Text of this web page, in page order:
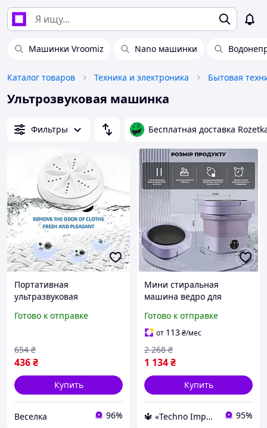
Машинки Vroomiz Nano машинки
Каталог товаров Техника и электроника Бытовая
Ультрозвуковая машинка
Фильтры Бесплатная доставка
Портативная
ультразвуковая
путешествий и дома
эффективная FLAME
Готово к отправке
436₴
654 ₴
Купить
Веселка 96%
Мини стиральная
машина ведро для
бытовая переносная
Ультразвуковая машинка
для стирки
Готово к отправке
от 113₴/мес
1 134₴
2 268 ₴
Купить
🔱 «Techno Imperia» Компетентность! Качество товара! Быстрая отправка! ✅ 95%